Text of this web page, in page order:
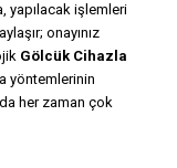
yapılacak işlemleri
onayınız
Gölcük Cihazla
yöntemlerinin
her zaman çok